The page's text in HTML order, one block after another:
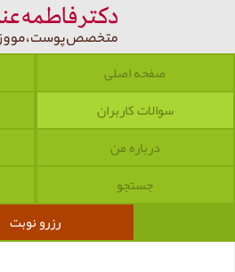
صفحه اصلی
سوالات کاربران
درباره من
جستجو
رزرو نوبت